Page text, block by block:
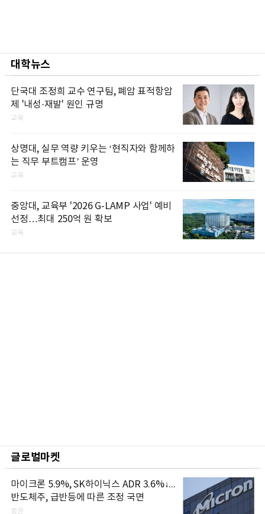
대학뉴스
단국대 조정희 교수 연구팀, 폐암 표적항암
제 '내성·재발' 원인 규명
교육
상명대, 실무 역량 키우는 ‘현직자와 함께하
는 직무 부트캠프’ 운영
교육
중앙대, 교육부 '2026 G-LAMP 사업' 예비
선정…최대 250억 원 확보
교육
글로벌마켓
마이크론 5.9%, SK하이닉스 ADR 3.6%↓...
반도체주, 급반등에 따른 조정 국면
증권